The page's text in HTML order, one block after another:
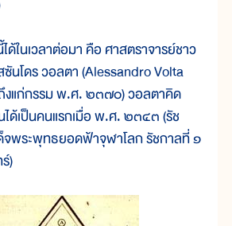
เวลาต่อมา คือ ศาสตราจารย์ชาว
นโดร วอลตา (Alessandro Volta
แก่กรรม พ.ศ. ๒๓๗๐) วอลตาคิด
ด้เป็นคนแรกเมื่อ พ.ศ. ๒๓๔๓ (รัช
จพระพุทธยอดฟ้าจุฬาโลก รัชกาลที่ ๑
)